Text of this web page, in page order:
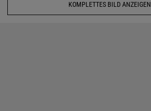
KOMPLETTES BILD ANZEIGEN